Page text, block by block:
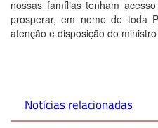
nossas famílias tenham
prosperar, em nome de toda
atenção e disposição do
Notícias relacionadas